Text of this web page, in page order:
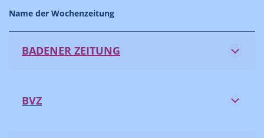
Name der Wochenzeitung
BADENER ZEITUNG
BVZ